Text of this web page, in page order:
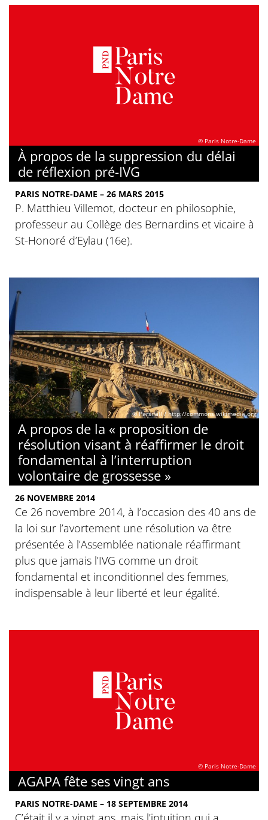
© Paris Notre-Dame
À propos de la suppression du délai
de réflexion pré-IVG
PARIS NOTRE-DAME – 26 MARS 2015
P. Matthieu Villemot, docteur en philosophie,
professeur au Collège des Bernardins et vicaire à
St-Honoré d’Eylau (16e).
© Parsifall / http://commons.wikimedia.org
A propos de la « proposition de
résolution visant à réaffirmer le droit
fondamental à l’interruption
volontaire de grossesse »
26 NOVEMBRE 2014
Ce 26 novembre 2014, à l’occasion des 40 ans de
la loi sur l’avortement une résolution va être
présentée à l’Assemblée nationale réaffirmant
plus que jamais l’IVG comme un droit
fondamental et inconditionnel des femmes,
indispensable à leur liberté et leur égalité.
© Paris Notre-Dame
AGAPA fête ses vingt ans
PARIS NOTRE-DAME – 18 SEPTEMBRE 2014